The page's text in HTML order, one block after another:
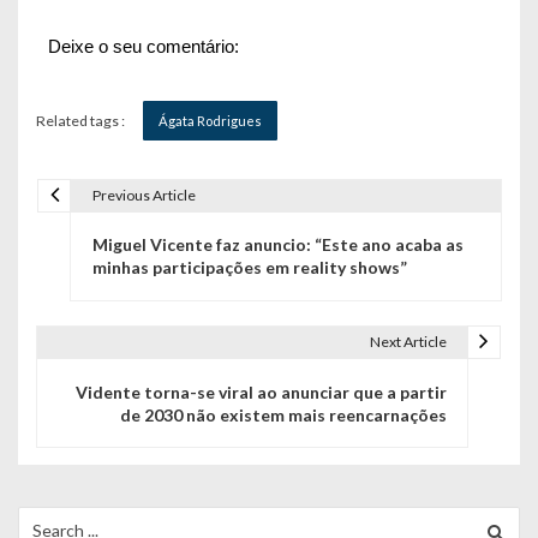
Deixe o seu comentário:
Related tags : Ágata Rodrigues
ã
Previous Article
Miguel Vicente faz anuncio: “Este ano acaba as
minhas participações em reality shows”
Next Article
Vidente torna-se viral ao anunciar que a partir
de 2030 não existem mais reencarnações